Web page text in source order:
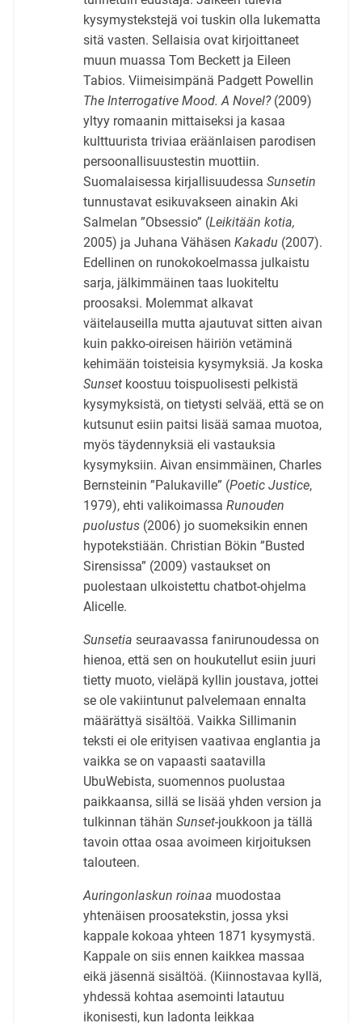
kysymystekstejä voi tuskin olla lukematta
sitä vasten. Sellaisia ovat kirjoittaneet
muun muassa Tom Beckett ja Eileen
Tabios. Viimeisimpänä Padgett Powellin
The Interrogative Mood. A Novel?(2009)
yltyy romaanin mittaiseksi ja kasaa
kulttuurista triviaa eräänlaisen parodisen
persoonallisuustestin muottiin.
Suomalaisessa kirjallisuudessa Sunsetin
tunnustavat esikuvakseen ainakin Aki
Salmelan ”Obsessio” (Leikitään kotia,
2005) ja Juhana Vähäsen Kakadu(2007).
Edellinen on runokokoelmassa julkaistu
sarja, jälkimmäinen taas luokiteltu
proosaksi. Molemmat alkavat
väitelauseilla mutta ajautuvat sitten aivan
kuin pakko-oireisen häiriön vetäminä
kehimään toisteisia kysymyksiä. Ja koska
Sunsetkoostuu toispuolisesti pelkistä
kysymyksistä, on tietysti selvää, että se on
kutsunut esiin paitsi lisää samaa muotoa,
myös täydennyksiä eli vastauksia
kysymyksiin. Aivan ensimmäinen, Charles
Bernsteinin ”Palukaville” (Poetic Justice,
1979), ehti valikoimassa Runouden
puolustus(2006) jo suomeksikin ennen
hypotekstiään. Christian Bökin ”Busted
Sirensissa” (2009) vastaukset on
puolestaan ulkoistettu chatbot-ohjelma
Alicelle.
Sunsetia seuraavassa fanirunoudessa on
hienoa, että sen on houkutellut esiin juuri
tietty muoto, vieläpä kyllin joustava, jottei
se ole vakiintunut palvelemaan ennalta
määrättyä sisältöä. Vaikka Sillimanin
teksti ei ole erityisen vaativaa englantia ja
vaikka se on vapaasti saatavilla
UbuWebista, suomennos puolustaa
paikkaansa, sillä se lisää yhden version ja
tulkinnan tähän Sunset-joukkoon ja tällä
tavoin ottaa osaa avoimeen kirjoituksen
talouteen.
Auringonlaskun roinaa muodostaa
yhtenäisen proosatekstin, jossa yksi
kappale kokoaa yhteen 1871 kysymystä.
Kappale on siis ennen kaikkea massaa
eikä jäsennä sisältöä. (Kiinnostavaa kyllä,
yhdessä kohtaa asemointi latautuu
ikonisesti, kun ladonta leikkaa